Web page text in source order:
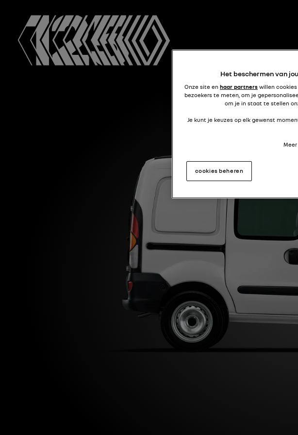
Het beschermen van
Onze site en haar partners willen
bezoekers te meten, om je
om je in staat te stellen
Je kunt je keuzes op elk gewenst
cookies beheren